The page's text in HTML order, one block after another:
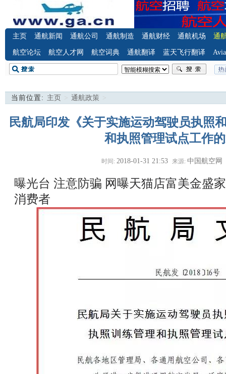
主页 通航新闻 通航公司 通航制造 通航财经 通航机场 通
航空论坛 航空人才网 航空词典 通航翻译 蓝天飞行翻译
当前位置: 主页 > 通航政策 >
民航局印发《关于实施运动驾驶员执照
和执照管理试点工作
时间: 2018-01-31 21:53 来源: 中国航空网
曝光台 注意防骗 网曝天猫店富美金盛
消费者